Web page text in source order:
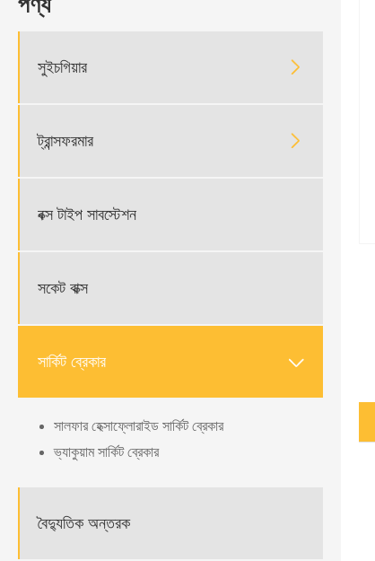
সুইচগিয়ার 
ট্রান্সফরমার 
বক্স টাইপ সাবস্টেশন
সকেট বাক্স
সার্কিট ব্রেকার 
সালফার হেক্সাফ্লোরাইড সার্কিট ব্রেকার
ভ্যাকুয়াম সার্কিট ব্রেকার
বৈদ্যুতিক অন্তরক